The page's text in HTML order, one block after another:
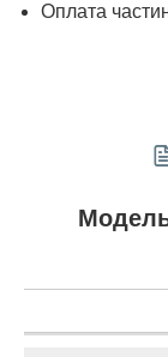
Оплата